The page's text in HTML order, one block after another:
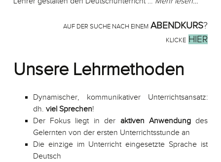
AUF DER SUCHE NACH EINEM ABENDKURS?
KLICKE HIER
Unsere Lehrmethoden
Dynamischer, kommunikativer Unterrichtsansatz:
dh. viel Sprechen!
Der Fokus liegt in der aktiven Anwendungdes
Gelernten von der ersten Unterrichtsstunde an
Die einzige im Unterricht eingesetzte Sprache ist
Deutsch